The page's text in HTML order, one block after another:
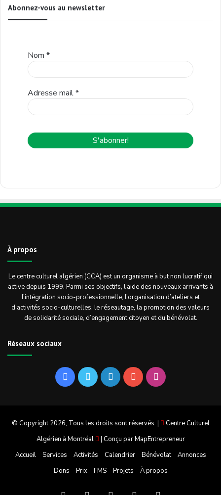
Abonnez-vous au newsletter
Nom *
Adresse mail*
À propos
Le centre culturel algérien (CCA) est un organisme à but non lucratif qui
active depuis 1999. Parmi ses objectifs, l’aide des nouveaux arrivants à
l’intégration socio-professionnelle, l’organisation d’ateliers et
d’activités socio-culturelles, le réseautage, la promotion des valeurs
de solidarité sociale, d’engagement citoyen et du bénévolat.
Réseaux sociaux
FacebookTwitterLinkedinYouTubeInstagram
© Copyright 2026, Tous les droits sont réservés |
Centre Culturel
Algérien à Montréal
| Conçu parMapEntrepreneur
Accueil
Services Activités Calendrier Bénévolat
Annonces
Dons
Prix FMS Projets À propos